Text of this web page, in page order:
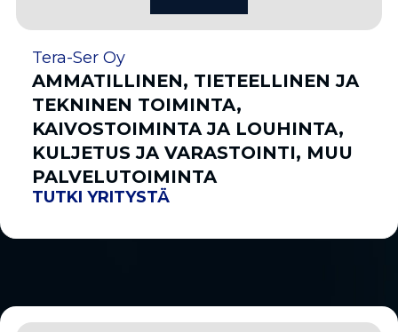
Tera-Ser Oy
AMMATILLINEN, TIETEELLINEN JA
TEKNINEN TOIMINTA,
KAIVOSTOIMINTA JA LOUHINTA,
KULJETUS JA VARASTOINTI, MUU
PALVELUTOIMINTA
TUTKI YRITYSTÄ